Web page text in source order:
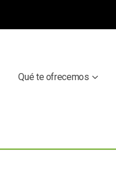
Qué te ofrecemos